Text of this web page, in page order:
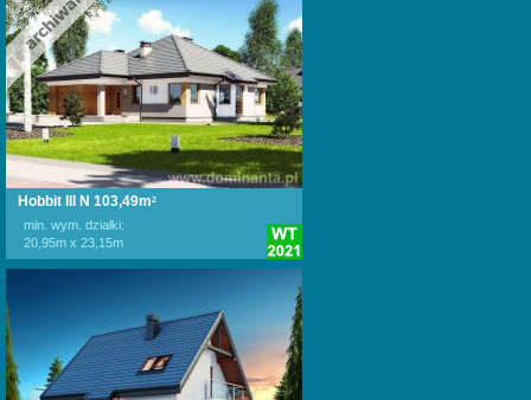
Hobbit III N 103,49m2
min. wym. działki:
20,95m x 23,15m